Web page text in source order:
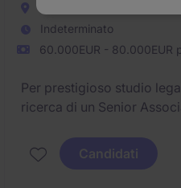
Milano e provincia
Indeterminato
60.000EUR - 80.000EUR
Per prestigioso studio
ricerca di un Senior
Candidati